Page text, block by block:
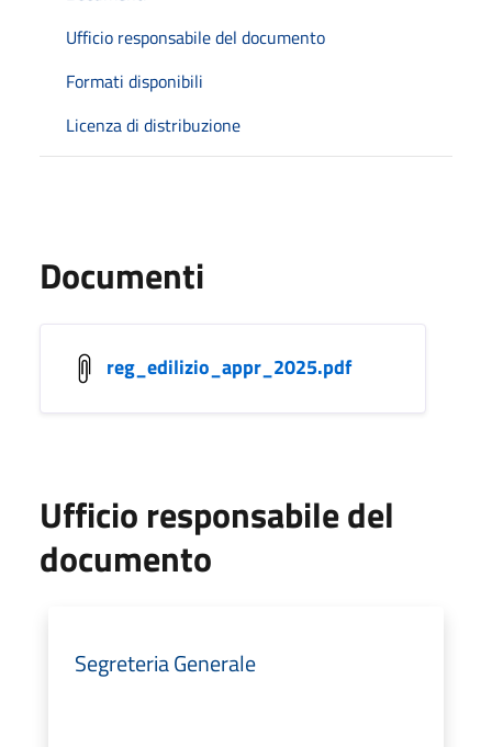
Ufficio responsabile del documento
Formati disponibili
Licenza di distribuzione
Documenti
reg_edilizio_appr_2025.pdf
Ufficio responsabile del
documento
Segreteria Generale